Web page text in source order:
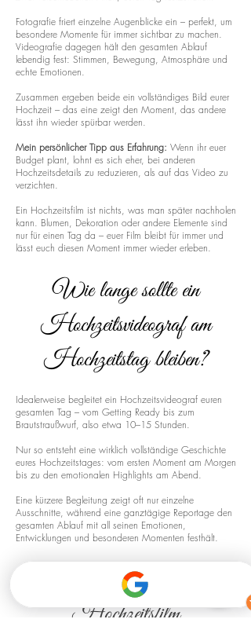
Fotografie friert einzelne Augenblicke ein – perfekt, um
besondere Momente für immer sichtbar zu machen.
Videografie dagegen hält den gesamten Ablauf
lebendig fest: Stimmen, Bewegung, Atmosphäre und
echte Emotionen.
Zusammen ergeben beide ein vollständiges Bild eurer
Hochzeit – das eine zeigt den Moment, das andere
lässt ihn wieder spürbar werden.
Mein persönlicher Tipp aus Erfahrung: Wenn ihr euer
Budget plant, lohnt es sich eher, bei anderen
Hochzeitsdetails zu reduzieren, als auf das Video zu
verzichten.
Ein Hochzeitsfilm ist nichts, was man später nachholen
kann. Blumen, Dekoration oder andere Elemente sind
nur für einen Tag da – euer Film bleibt für immer und
lässt euch diesen Moment immer wieder erleben.
Wie lange sollte ein
Hochzeitsvideograf am
Hochzeitstag bleiben?
Idealerweise begleitet ein Hochzeitsvideograf euren
gesamten Tag – vom Getting Ready bis zum
Brautstraußwurf, also etwa 10–15 Stunden.
Nur so entsteht eine wirklich vollständige Geschichte
eures Hochzeitstages: vom ersten Moment am Morgen
bis zu den emotionalen Highlights am Abend.
Eine kürzere Begleitung zeigt oft nur einzelne
Ausschnitte, während eine ganztägige Reportage den
gesamten Ablauf mit all seinen Emotionen,
Entwicklungen und besonderen Momenten festhält.
Drohnenaufnahmen für euren